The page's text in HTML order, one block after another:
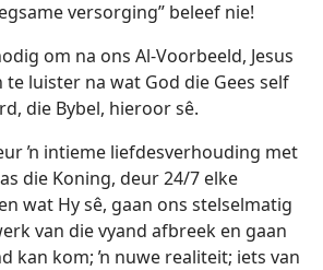
versorging” beleef nie!
om na ons Al-Voorbeeld, Jesus
te luister na wat God die Gees self
die Bybel, hieroor sê.
ŉ intieme liefdesverhouding met
die Koning, deur 24/7 elke
wat Hy sê, gaan ons stelselmatig
van die vyand afbreek en gaan
kan kom; ŉ nuwe realiteit; iets van